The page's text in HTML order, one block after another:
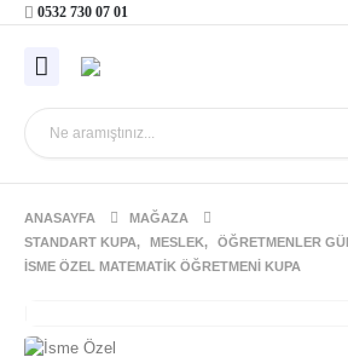
0532 730 07 01
ANASAYFA
MAĞAZA
STANDART KUPA, MESLEK,
ÖĞRETMENLER
İSME ÖZEL MATEMATIK ÖĞRETMENI KUPA